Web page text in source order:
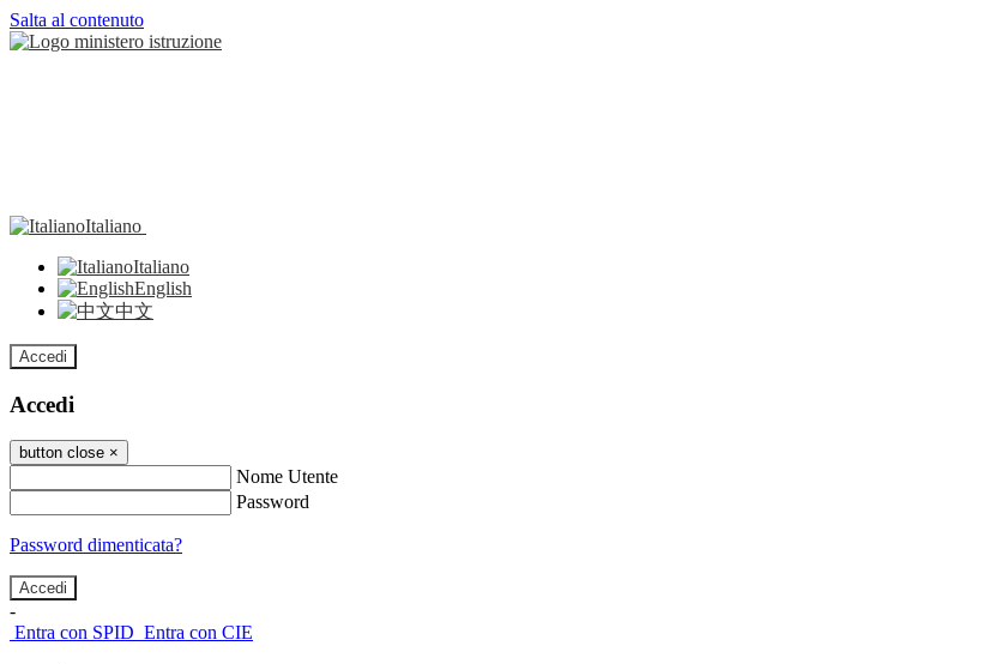
Salta al contenuto
Italiano
Italiano
English
中文
Accedi
Accedi
button close ×
Nome Utente
Password
Password dimenticata?
-
Entra con SPID Entra con CIE